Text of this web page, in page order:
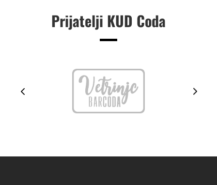
Prijatelji KUD Coda